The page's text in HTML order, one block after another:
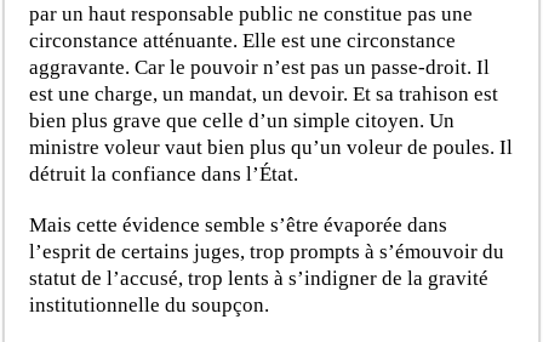
par un haut responsable public ne constitue pas une
circonstance atténuante. Elle est une circonstance
aggravante. Car le pouvoir n’est pas un passe-droit. Il
est une charge, un mandat, un devoir. Et sa trahison est
bien plus grave que celle d’un simple citoyen. Un
ministre voleur vaut bien plus qu’un voleur de poules. Il
détruit la confiance dans l’État.
Mais cette évidence semble s’être évaporée dans
l’esprit de certains juges, trop prompts à s’émouvoir du
statut de l’accusé, trop lents à s’indigner de la gravité
institutionnelle du soupçon.